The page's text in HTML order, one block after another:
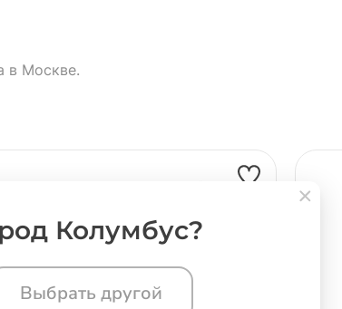
в Москве.
Колумбус?
Выбрать другой